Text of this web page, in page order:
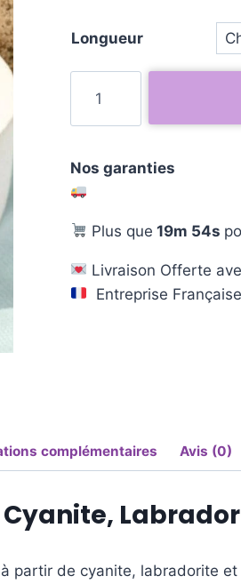
Longueur
Nos garanties
Plus que 19m 53s
Livraison Offerte
Entreprise
complémentaires Avis (0)
partir de cyanite, labradorite